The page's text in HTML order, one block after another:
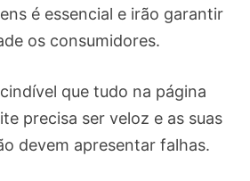
é essencial e irão garantir
os consumidores.
que tudo na página
precisa ser veloz e as suas
devem apresentar falhas.